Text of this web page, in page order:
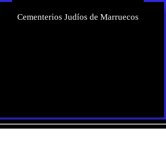
Cementerios Judíos de Marruecos